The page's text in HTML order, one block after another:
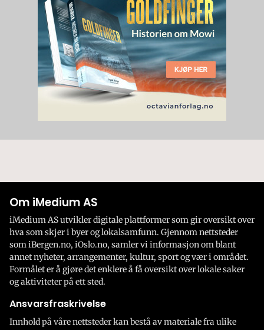
Om iMedium AS
iMedium AS utvikler digitale plattformer som gir oversikt over
hva som skjer i byer og lokalsamfunn. Gjennom nettsteder
som iBergen.no, iOslo.no, samler vi informasjon om blant
annet nyheter, arrangementer, kultur, sport og vær i området.
Formålet er å gjøre det enklere å få oversikt over lokale saker
og aktiviteter på ett sted.
Ansvarsfraskrivelse
Innhold på våre nettsteder kan bestå av materiale fra ulike